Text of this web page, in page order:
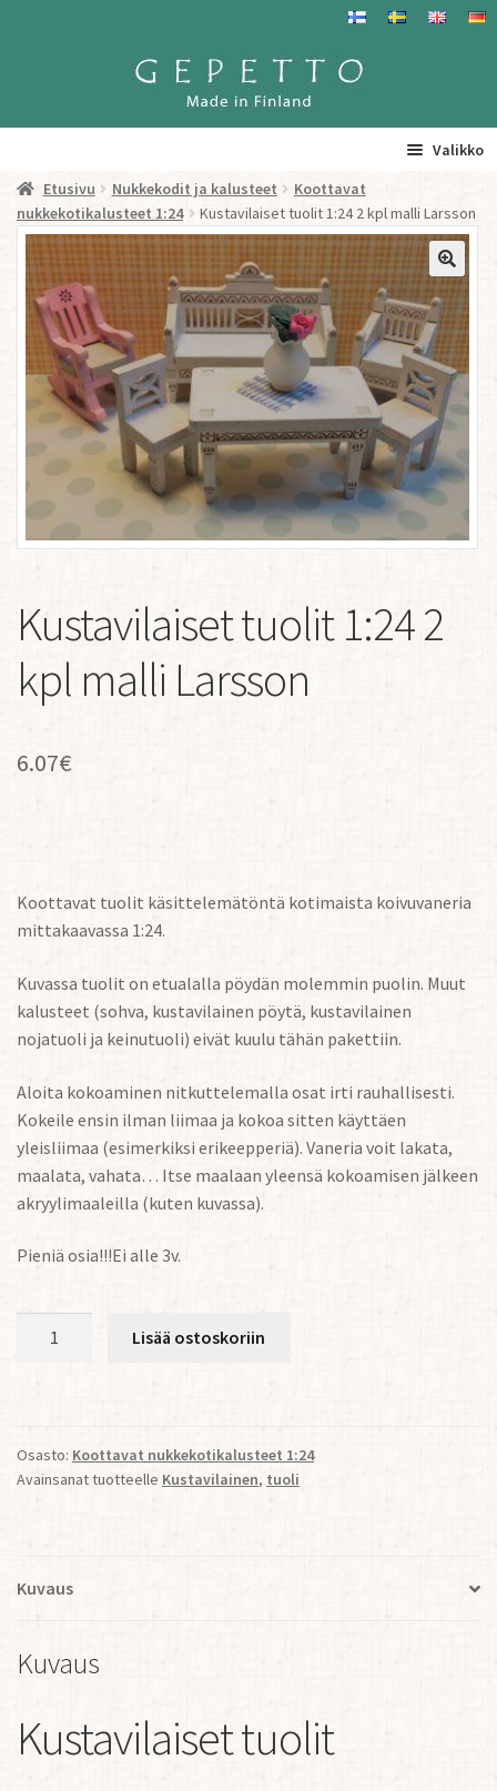
Siirry
Siirry
Valikko
Etusivu
Tuotteet
Yhteystiedot/ Gepetosta
Jälleenmyyjät ja agentit
Tavataan täällä
Gepetto Jälleenmyyjille
Etusivu Nukkekodit ja kalusteet
Koottavat
nukkekotikalusteet 1:24
Kustavilaiset tuolit 1:24 2 kpl malli Larsson
Kustavilaiset tuolit 1:24 2
kpl malli Larsson
6.07€
Koottavat tuolit käsittelemätöntä kotimaista koivuvaneria
mittakaavassa 1:24.
Kuvassa tuolit on etualalla pöydän molemmin puolin. Muut
kalusteet (sohva, kustavilainen pöytä, kustavilainen
nojatuoli ja keinutuoli) eivät kuulu tähän pakettiin.
Aloita kokoaminen nitkuttelemalla osat irti rauhallisesti.
Kokeile ensin ilman liimaa ja kokoa sitten käyttäen
yleisliimaa (esimerkiksi erikeepperiä). Vaneria voit lakata,
maalata, vahata… Itse maalaan yleensä kokoamisen jälkeen
akryylimaaleilla (kuten kuvassa).
Pieniä osia!!!Ei alle 3v.
malli
Larsson
Lisää ostoskoriin
Osasto: Koottavat nukkekotikalusteet 1:24
Avainsanat tuotteelle Kustavilainen, tuoli
Kuvaus
Kuvaus
Kustavilaiset tuolit